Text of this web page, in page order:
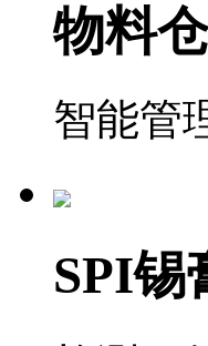
物料
智能管
SPI锡